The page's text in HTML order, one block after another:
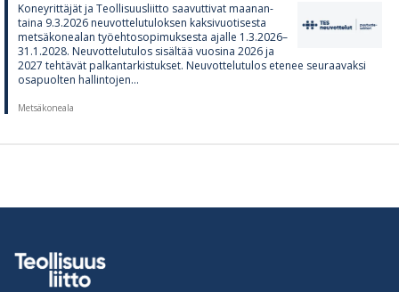
Ko­ney­rit­tä­jät ja Teol­li­suus­liitto saa­vut­ti­vat maa­nan­
taina 9.3.2026 neu­vot­te­lu­tu­lok­sen kak­si­vuo­ti­sesta
met­sä­ko­nea­lan työ­eh­to­so­pi­muk­sesta ajalle 1.3.2026–
31.1.2028. Neu­vot­te­lu­tu­los si­säl­tää vuo­sina 2026 ja
2027 teh­tä­vät pal­kan­tar­kis­tuk­set. Neu­vot­te­lu­tu­los ete­nee seu­raa­vaksi
os­a­puol­ten hal­lin­to­jen...
Metsäkoneala